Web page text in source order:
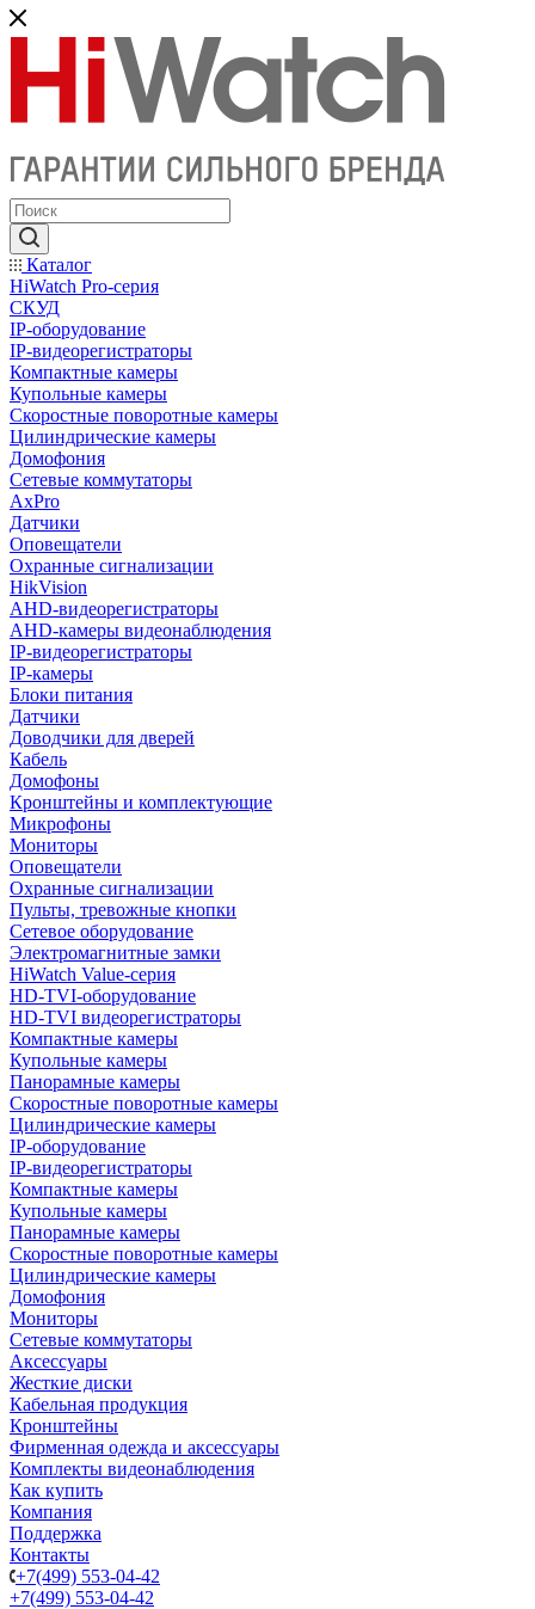
Каталог
HiWatch Pro-серия
CКУД
IP-оборудование
IP-видеорегистраторы
Компактные камеры
Купольные камеры
Скоростные поворотные камеры
Цилиндрические камеры
Домофония
Сетевые коммутаторы
AxPro
Датчики
Оповещатели
Охранные сигнализации
HikVision
AHD-видеорегистраторы
AHD-камеры видеонаблюдения
IP-видеорегистраторы
IP-камеры
Блоки питания
Датчики
Доводчики для дверей
Кабель
Домофоны
Кронштейны и комплектующие
Микрофоны
Мониторы
Оповещатели
Охранные сигнализации
Пульты, тревожные кнопки
Сетевое оборудование
Электромагнитные замки
HiWatch Value-серия
HD-TVI-оборудование
HD-TVI видеорегистраторы
Компактные камеры
Купольные камеры
Панорамные камеры
Скоростные поворотные камеры
Цилиндрические камеры
IP-оборудование
IP-видеорегистраторы
Компактные камеры
Купольные камеры
Панорамные камеры
Скоростные поворотные камеры
Цилиндрические камеры
Домофония
Мониторы
Сетевые коммутаторы
Аксессуары
Жесткие диски
Кабельная продукция
Кронштейны
Фирменная одежда и аксессуары
Комплекты видеонаблюдения
Как купить
Компания
Поддержка
Контакты
+7(499) 553-04-42
+7(499) 553-04-42